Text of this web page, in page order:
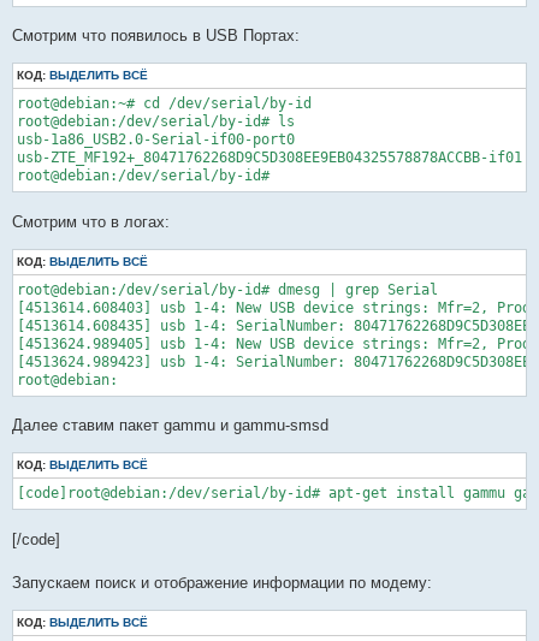
Смотрим что появилось в USB Портах:
КОД: ВЫДЕЛИТЬ ВСЁ
root@debian:~# cd /dev/serial/by-id
root@debian:/dev/serial/by-id# ls
usb-1a86_USB2.0-Serial-if00-port0                             usb-
usb-ZTE_MF192+_80471762268D9C5D308EE9EB04325578878ACCBB-
Смотрим что в логах:
КОД: ВЫДЕЛИТЬ ВСЁ
root@debian:/dev/serial/by-id# dmesg | grep Serial
[4513614.608403] usb 1-4: New USB device strings: Mfr=2,
[4513614.608435] usb 1-4: SerialNumber:
[4513624.989405] usb 1-4: New USB device strings: Mfr=2,
[4513624.989423] usb 1-4: SerialNumber:
Далее ставим пакет gammu и gammu-smsd
КОД: ВЫДЕЛИТЬ ВСЁ
[/code]
Запускаем поиск и отображение информации по модему:
КОД: ВЫДЕЛИТЬ ВСЁ